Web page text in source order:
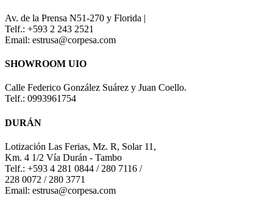
Av. de la Prensa N51-270 y Florida |
Telf.: +593 2 243 2521
Email: estrusa@corpesa.com
SHOWROOM UIO
Calle Federico González Suárez y Juan Coello.
Telf.: 0993961754
DURÁN
Lotización Las Ferias, Mz. R, Solar 11,
Km. 4 1/2 Vía Durán - Tambo
Telf.: +593 4 281 0844 / 280 7116 /
228 0072 / 280 3771
Email: estrusa@corpesa.com